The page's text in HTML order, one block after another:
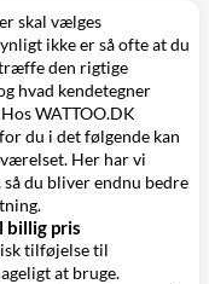
skal vælges
ikke er så ofte at du
den rigtige
hvad kendetegner
WATTOO.DK
du i det følgende kan
Her har vi
du bliver endnu bedre
billig pris
tilføjelse til
at bruge.